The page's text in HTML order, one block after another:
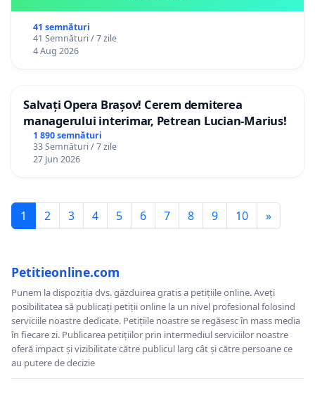
41 semnături
41 Semnături / 7 zile
4 Aug 2026
Salvați Opera Brașov! Cerem demiterea
managerului interimar, Petrean Lucian-Marius!
1 890 semnături
33 Semnături / 7 zile
27 Jun 2026
1 2 3 4 5 6 7 8 9 10 »
Petitieonline.com
Punem la dispoziția dvs. găzduirea gratis a petițiile online. Aveți
posibilitatea să publicați petiții online la un nivel profesional folosind
serviciile noastre dedicate. Petițiile noastre se regăsesc în mass media
în fiecare zi. Publicarea petițiilor prin intermediul serviciilor noastre
oferă impact și vizibilitate către publicul larg cât și către persoane ce
au putere de decizie